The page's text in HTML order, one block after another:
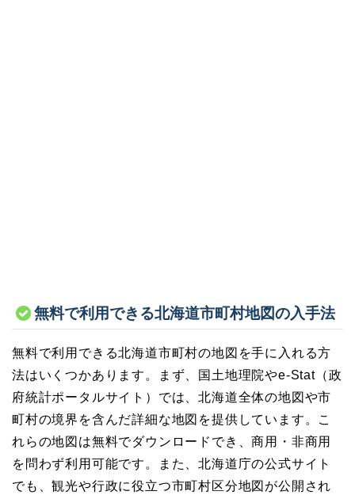
無料で利用できる北海道市町村地図の入手法
無料で利用できる北海道市町村の地図を手に入れる方
法はいくつかあります。まず、国土地理院やe-Stat（政
府統計ポータルサイト）では、北海道全体の地図や市
町村の境界を含んだ詳細な地図を提供しています。こ
れらの地図は無料でダウンロードでき、商用・非商用
を問わず利用可能です。また、北海道庁の公式サイト
でも、観光や行政に役立つ市町村区分地図が公開され